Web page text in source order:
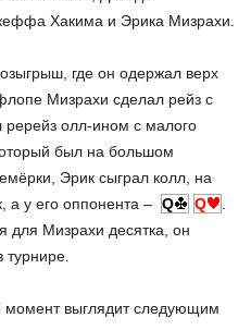
Хакима и Эрика Мизрахи.
где он одержал верх
Мизрахи сделал рейз с
ререйз олл-ином с малого
был на большом
Эрик сыграл колл, на
а у его оппонента – Q Q
для Мизрахи десятка, он
турнире.
момент выглядит следующим